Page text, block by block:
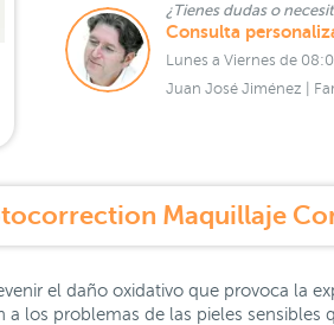
¿Tienes dudas o
Consulta
Lunes a Viernes de
Juan José Jiménez |
Maquillaje
el daño oxidativo que provoca la
los problemas de las pieles sensibles